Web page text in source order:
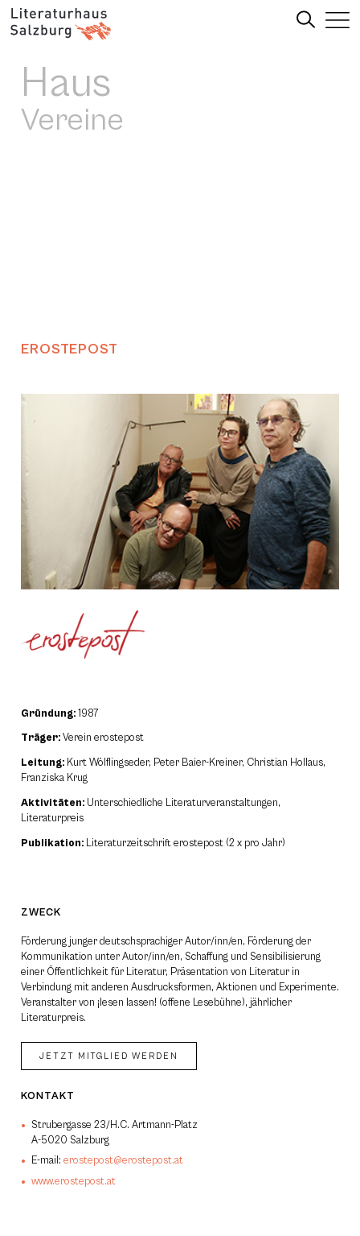
Haus
Vereine
EROSTEPOST
Gründung: 1987
Träger: Verein erostepost
Leitung: Kurt Wölflingseder, Peter Baier-Kreiner, Christian Hollaus,
Franziska Krug
Aktivitäten: Unterschiedliche Literaturveranstaltungen,
Literaturpreis
Publikation: Literaturzeitschrift erostepost (2 x pro Jahr)
ZWECK
Förderung junger deutschsprachiger Autor/inn/en, Förderung der
Kommunikation unter Autor/inn/en, Schaffung und Sensibilisierung
einer Öffentlichkeit für Literatur, Präsentation von Literatur in
Verbindung mit anderen Ausdrucksformen, Aktionen und Experimente.
Veranstalter von ¡lesen lassen! (offene Lesebühne), jährlicher
Literaturpreis.
JETZT MITGLIED WERDEN
KONTAKT
Strubergasse 23/H.C. Artmann-Platz
A-5020 Salzburg
E-mail: erostepost@erostepost.at
www.erostepost.at